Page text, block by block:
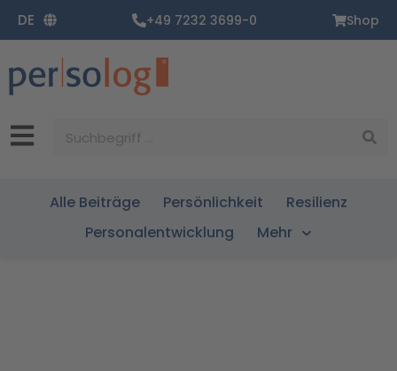
Inhalt
springen
DE +49 7232 3699-0 Shop
Alle Beiträge Persönlichkeit
Resilienz
Personalentwicklung
Mehr